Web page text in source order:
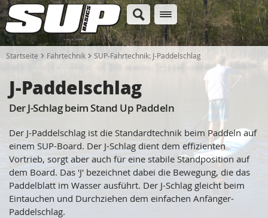
Startseite Fahrtechnik SUP-Fahrtechnik: J-Paddelschlag
J-Paddelschlag
Der J-Schlag beim Stand Up Paddeln
Der J-Paddelschlag ist die Standardtechnik beim Paddeln auf
einem SUP-Board. Der J-Schlag dient dem effizienten
Vortrieb, sorgt aber auch für eine stabile Standposition auf
dem Board. Das 'J' bezeichnet dabei die Bewegung, die das
Paddelblatt im Wasser ausführt. Der J-Schlag gleicht beim
Eintauchen und Durchziehen dem einfachen Anfänger-
Paddelschlag.